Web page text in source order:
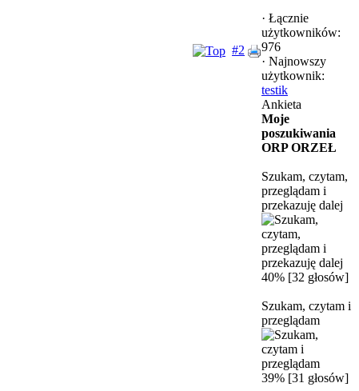
#2
· Łącznie
użytkowników:
976
· Najnowszy
użytkownik:
testik
Ankieta
Moje
poszukiwania
ORP ORZEŁ
Szukam, czytam,
przeglądam i
przekazuję dalej
40% [32 głosów]
Szukam, czytam i
przeglądam
39% [31 głosów]